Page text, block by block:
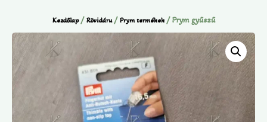
Kezdőlap/ Rövidáru/ Prym termékek/ Prym gyűszű